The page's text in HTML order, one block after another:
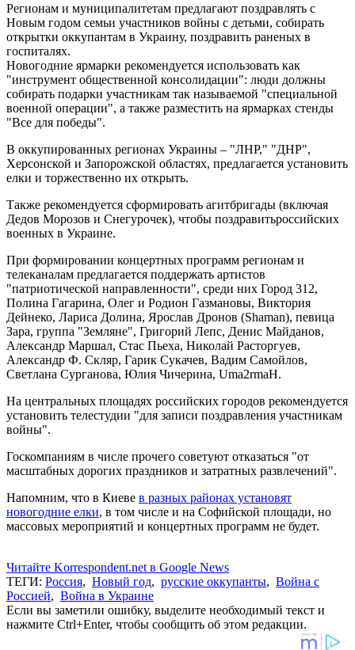
Регионам и муниципалитетам предлагают поздравлять с
Новым годом семьи участников войны с детьми, собирать
открытки оккупантам в Украину, поздравить раненых в
госпиталях.
Новогодние ярмарки рекомендуется использовать как
"инструмент общественной консолидации": люди должны
собирать подарки участникам так называемой "специальной
военной операции", а также разместить на ярмарках стенды
"Все для победы".
В оккупированных регионах Украины – "ЛНР," "ДНР",
Херсонской и Запорожской областях, предлагается установить
елки и торжественно их открыть.
Также рекомендуется сформировать агитбригады (включая
Дедов Морозов и Снегурочек), чтобы поздравитьроссийских
военных в Украине.
При формировании концертных программ регионам и
телеканалам предлагается поддержать артистов
"патриотической направленности", среди них Город 312,
Полина Гагарина, Олег и Родион Газмановы, Виктория
Дейнеко, Лариса Долина, Ярослав Дронов (Shaman), певица
Зара, группа "Земляне", Григорий Лепс, Денис Майданов,
Александр Маршал, Стас Пьеха, Николай Расторгуев,
Александр Ф. Скляр, Гарик Сукачев, Вадим Самойлов,
Светлана Сурганова, Юлия Чичерина, Uma2rmaH.
На центральных площадях российских городов рекомендуется
установить телестудии "для записи поздравления участникам
войны".
Госкомпаниям в числе прочего советуют отказаться "от
масштабных дорогих праздников и затратных развлечений".
Напомним, что в Киеве в разных районах установят
новогодние елки, в том числе и на Софийской площади, но
массовых мероприятий и концертных программ не будет.
Читайте Korrespondent.net в Google News
ТЕГИ: Россия, Новый год, русские оккупанты, Война с
Россией, Война в Украине
Если вы заметили ошибку, выделите необходимый текст и
нажмите Ctrl+Enter, чтобы сообщить об этом редакции.